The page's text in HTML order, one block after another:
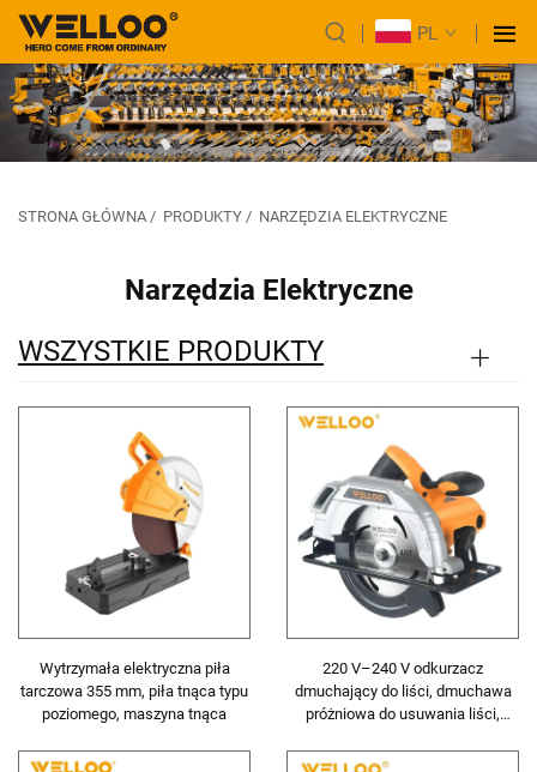
PL
STRONA GŁÓWNA / PRODUKTY / NARZĘDZIA ELEKTRYCZNE
Narzędzia Elektryczne
WSZYSTKIE PRODUKTY
Wytrzymała elektryczna piła
tarczowa 355 mm, piła tnąca typu
poziomego, maszyna tnąca
220 V–240 V odkurzacz
dmuchający do liści, dmuchawa
próżniowa do usuwania liści,
do pielęgnacji trawników